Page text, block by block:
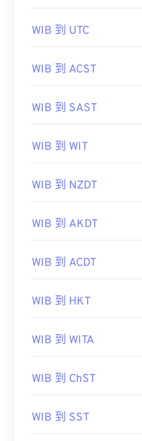
WIB 到 UTC
WIB 到 ACST
WIB 到 SAST
WIB 到 WIT
WIB 到 NZDT
WIB 到 AKDT
WIB 到 ACDT
WIB 到 HKT
WIB 到 WITA
WIB 到 ChST
WIB 到 SST